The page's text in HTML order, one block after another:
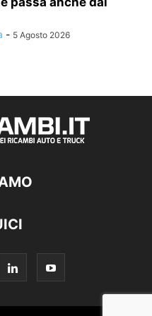
- 5 Agosto 2026